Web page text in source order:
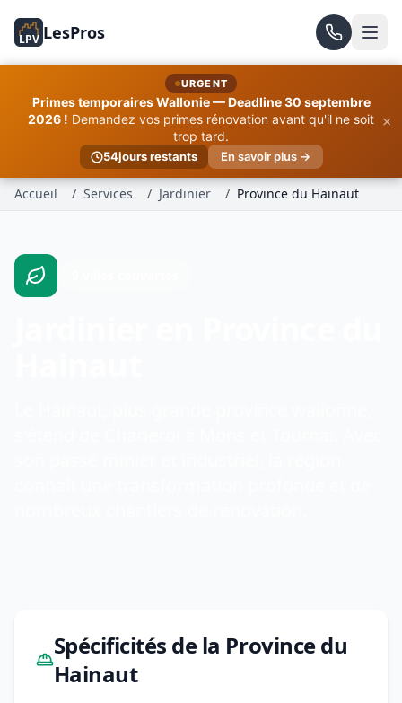
LPV LesPros
URGENT
Primes temporaires Wallonie — Deadline 30 septembre
2026 ! Demandez vos primes rénovation avant qu'il ne soit
trop tard.
54jours restants En savoir plus →
×
Accueil / Services / Jardinier / Province du Hainaut
Spécificités de la Province du
Hainaut